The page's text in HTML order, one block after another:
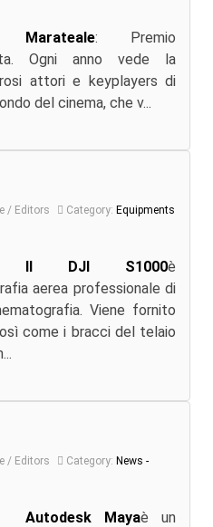
Marateale: Premio
Ogni anno vede la
attori e keyplayers di
del cinema, che v...
/ Editors Category: Equipments
Il DJI S1000è
aerea professionale di
Viene fornito
come i bracci del telaio
/ Editors Category: News -
Autodesk Mayaè un